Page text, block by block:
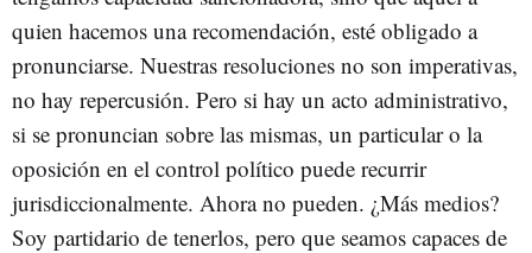
quien hacemos una recomendación, esté obligado a
pronunciarse. Nuestras resoluciones no son imperativas,
no hay repercusión. Pero si hay un acto administrativo,
si se pronuncian sobre las mismas, un particular o la
oposición en el control político puede recurrir
jurisdiccionalmente. Ahora no pueden. ¿Más medios?
Soy partidario de tenerlos, pero que seamos capaces de